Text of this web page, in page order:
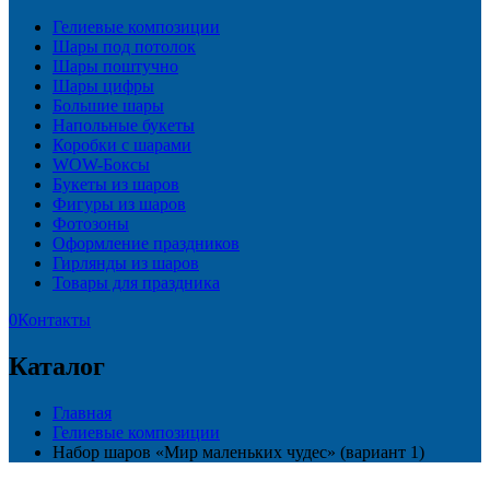
Гелиевые композиции
Шары под потолок
Шары поштучно
Шары цифры
Большие шары
Напольные букеты
Коробки с шарами
WOW-Боксы
Букеты из шаров
Фигуры из шаров
Фотозоны
Оформление праздников
Гирлянды из шаров
Товары для праздника
0Контакты
Каталог
Главная
Гелиевые композиции
Набор шаров «Мир маленьких чудес» (вариант 1)